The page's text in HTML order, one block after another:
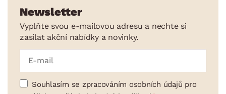
Stropní osvětlení
Vodní a lávové lampy
Koupelnové osvětlení
Venkovní a solární lampy
Dětské osvětlení
Příslušenství k osvětlení
Newsletter
Vyplňte svou e-mailovou adresu a nechte si
zasílat akční nabídky a novinky.
Souhlasím se zpracováním osobních údajů pro